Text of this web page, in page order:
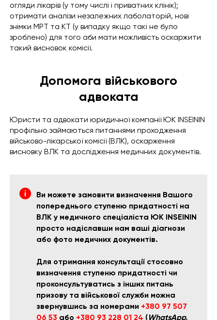
огляди лікарів (у тому числі і приватних клінік);
отримати аналізи незалежних лаболаторій, нові
знімки МРТ та КТ (у випадку якщо такі не було
зроблено) для того аби мати можливість оскаржити
такий висновок комісії.
Допомога військового
адвоката
Юристи та адвокати юридичної компанії ЮК INSEININ
профільно займаються питаннями проходження
військово-лікарської комісії (ВЛК), оскарження
висновку ВЛК та дослідження медичних документів.
Ви можете замовити визначення Вашого
попереднього ступеню придатності на
ВЛК у медичного спеціаліста ЮК INSEININ
просто надіславши нам ваші діагнози
або фото медичних документів.
Для отримання консультації стосовно
визначення ступеню придатності чи
проконсультуватись з інших питань
призову та військової служби можна
звернувшись за номерами +380 97 507
06 53 або +380 93 228 01 24 (WhatsApp,